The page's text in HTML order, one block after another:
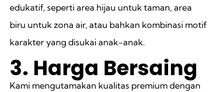
edukatif, seperti area hijau untuk taman, area
biru untuk zona air, atau bahkan kombinasi motif
karakter yang disukai anak-anak.
3. Harga Bersaing
Kami mengutamakan kualitas premium dengan